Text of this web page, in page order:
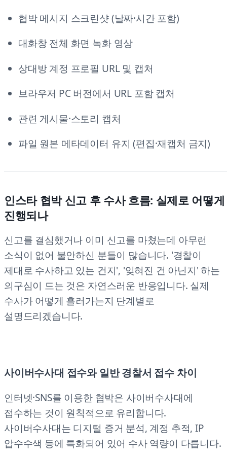
협박 메시지 스크린샷 (날짜·시간 포함)
대화창 전체 화면 녹화 영상
상대방 계정 프로필 URL 및 캡처
브라우저 PC 버전에서 URL 포함 캡처
관련 게시물·스토리 캡처
파일 원본 메타데이터 유지 (편집·재캡처 금지)
인스타 협박 신고 후 수사 흐름: 실제로 어떻게
진행되나
신고를 결심했거나 이미 신고를 마쳤는데 아무런
소식이 없어 불안하신 분들이 많습니다. '경찰이
제대로 수사하고 있는 건지', '잊혀진 건 아닌지' 하는
의구심이 드는 것은 자연스러운 반응입니다. 실제
수사가 어떻게 흘러가는지 단계별로
설명드리겠습니다.
사이버수사대 접수와 일반 경찰서 접수 차이
인터넷·SNS를 이용한 협박은 사이버수사대에
접수하는 것이 원칙적으로 유리합니다.
사이버수사대는 디지털 증거 분석, 계정 추적, IP
압수수색 등에 특화되어 있어 수사 역량이 다릅니다.